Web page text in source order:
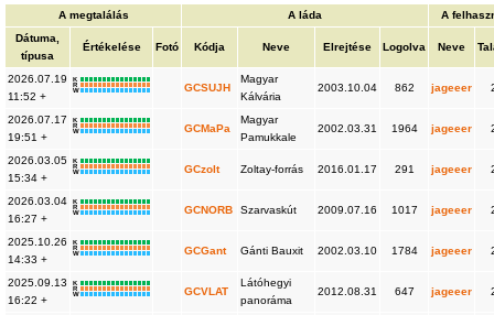
A megtalálás A láda
A
Dátuma,
típusa
Értékelése Fotó Kódja Neve Elrejtése Logolva Neve
2026.07.19
11:52 +
K
R
W
GCSUJH
Magyar
Kálvária
2003.10.04 862 jageeer
2026.07.17
19:51 +
K
R
W
GCMaPa
Magyar
Pamukkale
2002.03.31 1964 jageeer
2026.03.05
15:34 +
K
R
W
GCzolt Zoltay-forrás 2016.01.17 291 jageeer
2026.03.04
16:27 +
K
R
W
GCNORB Szarvaskút 2009.07.16 1017 jageeer
2025.10.26
14:33 +
K
R
W
GCGant Gánti Bauxit 2002.03.10 1784 jageeer
2025.09.13
16:22 +
K
R
W
GCVLAT
Látóhegyi
panoráma
2012.08.31 647 jageeer